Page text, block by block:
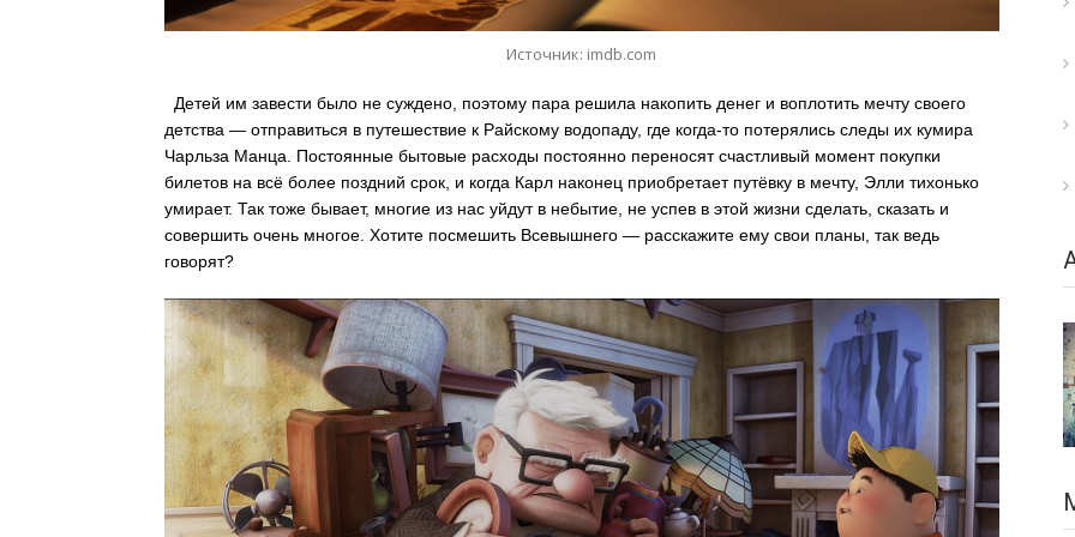
Источник: imdb.com
Детей им завести было не суждено, поэтому пара решила накопить денег и воплотить мечту своего
детства — отправиться в путешествие к Райскому водопаду, где когда-то потерялись следы их кумира
Чарльза Манца. Постоянные бытовые расходы постоянно переносят счастливый момент покупки
билетов на всё более поздний срок, и когда Карл наконец приобретает путёвку в мечту, Элли тихонько
умирает. Так тоже бывает, многие из нас уйдут в небытие, не успев в этой жизни сделать, сказать и
совершить очень многое. Хотите посмешить Всевышнего — расскажите ему свои планы, так ведь
говорят?